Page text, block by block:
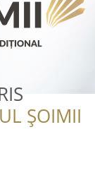
ȘOIMII